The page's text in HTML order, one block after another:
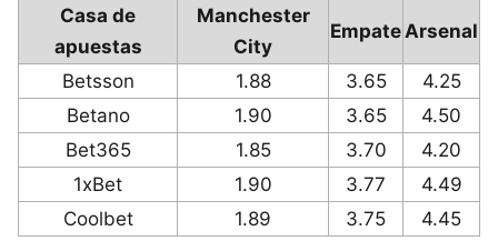
Casa de
apuestas
Manchester
City
EmpateArsenal
Betsson 1.88 3.65
4.25
Betano
1.90 3.65
4.50
Bet365
1.85 3.70
4.20
1xBet
1.90 3.77
4.49
Coolbet
1.89 3.75 4.45